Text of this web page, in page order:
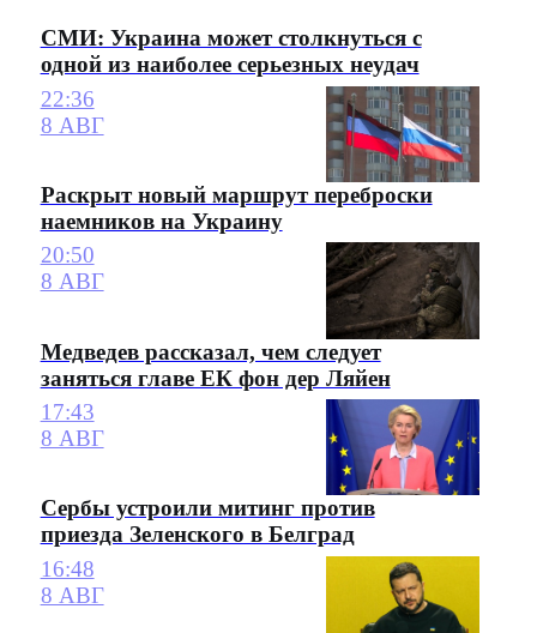
СМИ: Украина может столкнуться с
одной из наиболее серьезных неудач
22:36
8 АВГ
Раскрыт новый маршрут переброски
наемников на Украину
20:50
8 АВГ
Медведев рассказал, чем следует
заняться главе ЕК фон дер Ляйен
17:43
8 АВГ
Сербы устроили митинг против
приезда Зеленского в Белград
16:48
8 АВГ